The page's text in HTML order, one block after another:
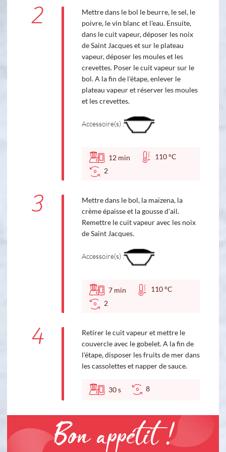
2
Mettre dans le bol le beurre, le sel, le
poivre, le vin blanc et l'eau. Ensuite,
dans le cuit vapeur, déposer les noix
de Saint Jacques et sur le plateau
vapeur, déposer les moules et les
crevettes. Poser le cuit vapeur sur le
bol. A la fin de l'étape, enlever le
plateau vapeur et réserver les moules
et les crevettes.
Accessoire(s) :
12 min
110 °C
2
3
Mettre dans le bol, la maïzena, la
crème épaisse et la gousse d'ail.
Remettre le cuit vapeur avec les noix
de Saint Jacques.
Accessoire(s) :
7 min
110 °C
2
4
Retirer le cuit vapeur et mettre le
couvercle avec le gobelet. A la fin de
l'étape, disposer les fruits de mer dans
les cassolettes et napper de sauce.
30s 8
Bon appétit !